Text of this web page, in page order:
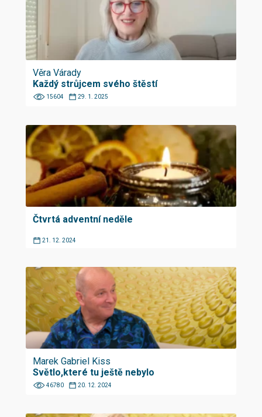
Věra Várady
Každý strůjcem svého štěstí
15604 29. 1. 2025
Čtvrtá adventní neděle
21. 12. 2024
Marek Gabriel Kiss
Světlo,které tu ještě nebylo
46780 20. 12. 2024